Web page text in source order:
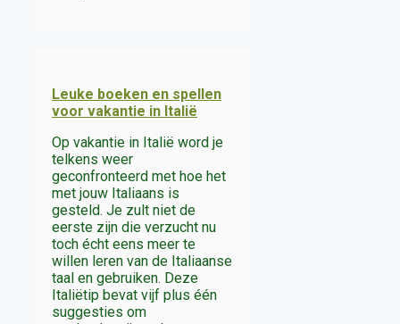
Leuke boeken en spellen
voor vakantie in Italië
Op vakantie in Italië word je
telkens weer
geconfronteerd met hoe het
met jouw Italiaans is
gesteld. Je zult niet de
eerste zijn die verzucht nu
toch écht eens meer te
willen leren van de Italiaanse
taal en gebruiken. Deze
Italiëtip bevat vijf plus één
suggesties om